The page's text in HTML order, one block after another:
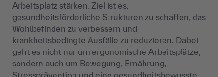
Arbeitsplatz stärken. Ziel ist es,
gesundheitsförderliche Strukturen zu schaffen, das
Wohlbefinden zu verbessern und
krankheitsbedingte Ausfälle zu reduzieren. Dabei
geht es nicht nur um ergonomische Arbeitsplätze,
sondern auch um Bewegung, Ernährung,
Stressprävention und eine gesundheitsbewusste